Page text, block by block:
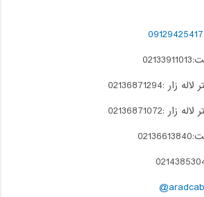
09129425417
:02136871294
:02136871072